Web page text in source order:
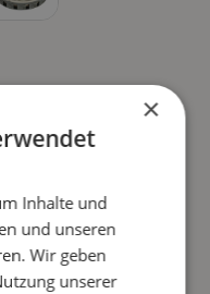
×
Inhalte und
und unseren
Wir geben
unserer